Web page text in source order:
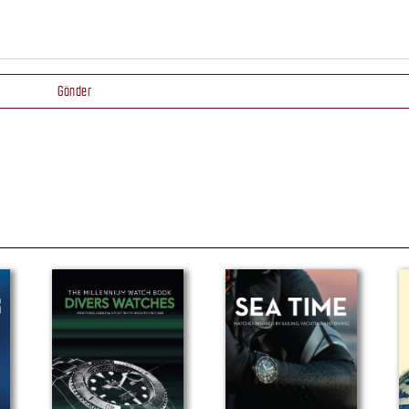
Gönder